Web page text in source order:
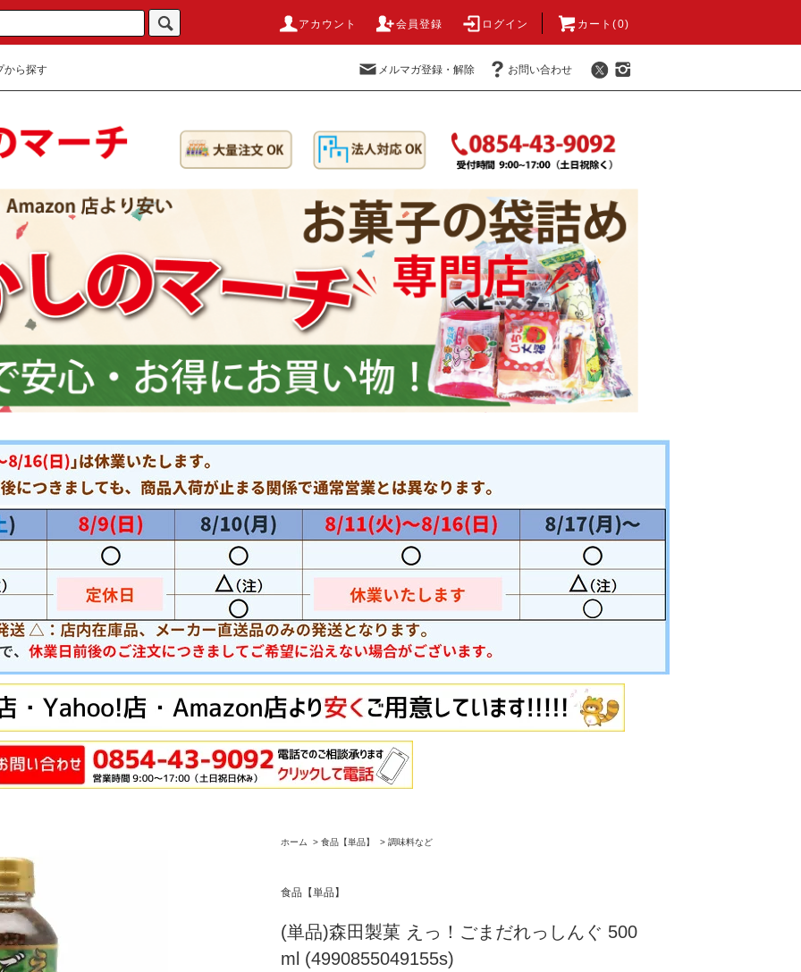
アカウント 会員登録 ログイン カート(0)
から探す メルマガ登録・解除 お問い合わせ
ホーム > 食品【単品】 > 調味料など
食品【単品】
(単品)森田製菓 えっ！ごまだれっしんぐ 500
ml (4990855049155s)